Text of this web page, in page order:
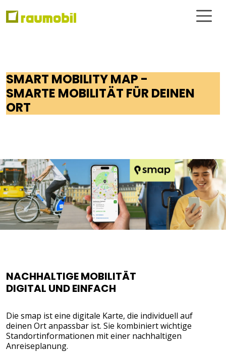
SMART MOBILITY MAP -
SMARTE MOBILITÄT FÜR DEINEN
ORT
NACHHALTIGE MOBILITÄT
DIGITAL UND EINFACH
Die smap ist eine digitale Karte, die individuell auf
deinen Ort anpassbar ist. Sie kombiniert wichtige
Standortinformationen mit einer nachhaltigen
Anreiseplanung.